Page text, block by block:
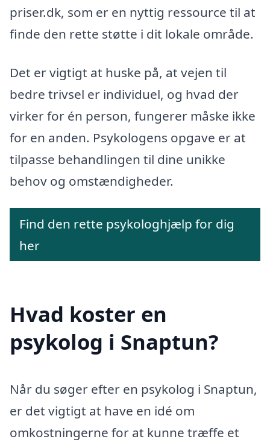
priser.dk, som er en nyttig ressource til at
finde den rette støtte i dit lokale område.
Det er vigtigt at huske på, at vejen til
bedre trivsel er individuel, og hvad der
virker for én person, fungerer måske ikke
for en anden. Psykologens opgave er at
tilpasse behandlingen til dine unikke
behov og omstændigheder.
Find den rette psykologhjælp for dig
her
Hvad koster en
psykolog i Snaptun?
Når du søger efter en psykolog i Snaptun,
er det vigtigt at have en idé om
omkostningerne for at kunne træffe et